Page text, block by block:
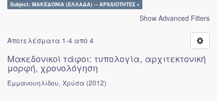
Subject: ΜΑΚΕΔΟΝΙΑ (ΕΛΛΑΔΑ) -- ΑΡΧΑΙΟΤΗΤΕΣ ×
Show Advanced Filters
Αποτελέσματα 1-4 από 4
Μακεδονικοί τάφοι: τυπολογία, αρχιτεκτονική
μορφή, χρονολόγηση
Εμμανουηλίδου, Χρύσα (2012)